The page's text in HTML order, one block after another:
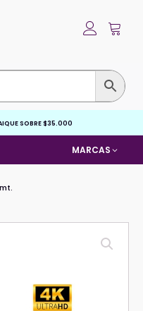
SOBRE $35.000
MARCAS